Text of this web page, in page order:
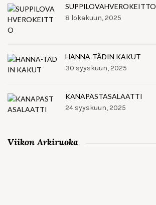
SUPPILOVAHVEROKEITTO
8 lokakuun, 2025
HANNA-TÄDIN KAKUT
30 syyskuun, 2025
KANAPASTASALAATTI
24 syyskuun, 2025
Viikon Arkiruoka